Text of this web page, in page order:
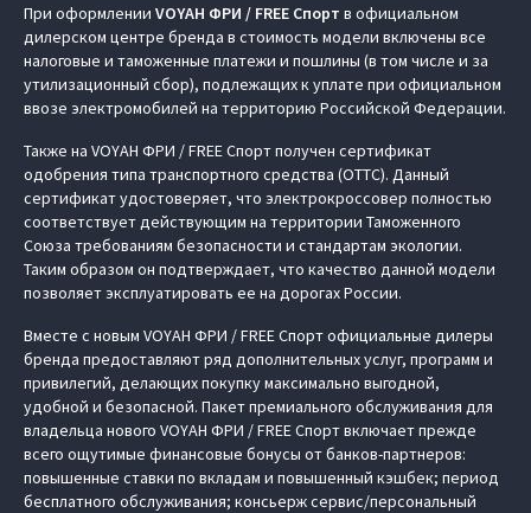
При оформлении VOYAH ФРИ / FREE Спорт в официальном
дилерском центре бренда в стоимость модели включены все
налоговые и таможенные платежи и пошлины (в том числе и за
утилизационный сбор), подлежащих к уплате при официальном
ввозе электромобилей на территорию Российской Федерации.
Также на VOYAH ФРИ / FREE Спорт получен сертификат
одобрения типа транспортного средства (ОТТС). Данный
сертификат удостоверяет, что электрокроссовер полностью
соответствует действующим на территории Таможенного
Союза требованиям безопасности и стандартам экологии.
Таким образом он подтверждает, что качество данной модели
позволяет эксплуатировать ее на дорогах России.
Вместе с новым VOYAH ФРИ / FREE Спорт официальные дилеры
бренда предоставляют ряд дополнительных услуг, программ и
привилегий, делающих покупку максимально выгодной,
удобной и безопасной. Пакет премиального обслуживания для
владельца нового VOYAH ФРИ / FREE Спорт включает прежде
всего ощутимые финансовые бонусы от банков-партнеров:
повышенные ставки по вкладам и повышенный кэшбек; период
бесплатного обслуживания; консьерж сервис/персональный